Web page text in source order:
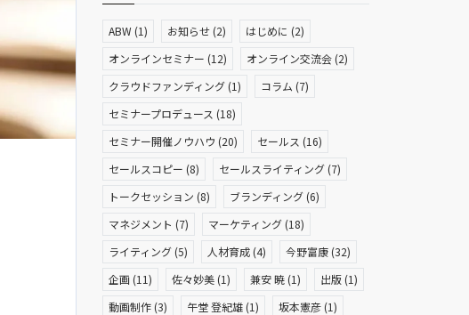
ABW (1) お知らせ (2) はじめに (2)
オンラインセミナー (12) オンライン交流会 (2)
クラウドファンディング (1) コラム (7)
セミナープロデュース (18)
セミナー開催ノウハウ (20) セールス (16)
セールスコピー (8) セールスライティング (7)
トークセッション (8) ブランディング (6)
マネジメント (7) マーケティング (18)
ライティング (5) 人材育成 (4) 今野富康 (32)
企画 (11) 佐々妙美 (1) 兼安 暁 (1) 出版 (1)
動画制作 (3) 午堂 登紀雄 (1) 坂本憲彦 (1)